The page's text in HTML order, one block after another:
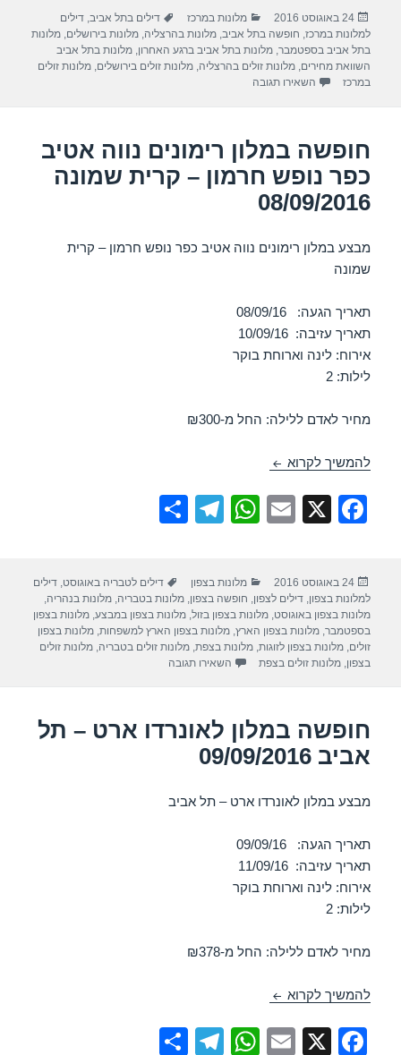
e
b
o
k
s
A
gr
a
e
פורסם
בתאריך
24 באוגוסט 2016 קטגוריות
מלונות במרכז תגיות
דילים בתל אביב,דילים
למלונות במרכז, חופשה בתל אביב,מלונות בהרצליה,מלונות בירושלים,מלונות
בתל אביב בספטמבר,מלונות בתל אביב ברגע האחרון,מלונות בתל אביב
השוואת מחירים,מלונות זולים בהרצליה,מלונות זולים בירושלים,מלונות זולים
במרכז
השאירו תגובה
חופשה במלון רימונים נווה אטיב
כפר נופש חרמון – קרית שמונה
08/09/2016
מבצע במלון רימונים נווה אטיב כפר נופש חרמון – קרית
שמונה
תאריך הגעה: 08/09/16
תאריך עזיבה: 10/09/16
אירוח: לינה וארוחת בוקר
לילות: 2
מחיר לאדם ללילה: החל מ-₪300
להמשיך לקרוא חופשה במלון רימונים נווה אטיב כפר נופש חרמון – קרית
F
e
b
o
X
E
W
s
A
p
T
gr
a
m
e
פורסם
בתאריך
24 באוגוסט 2016 קטגוריות
מלונות בצפון תגיות
דילים לטבריה באוגוסט ,דילים
למלונות בצפון ,דילים לצפון חופשה בצפון ,מלונות בטבריה ,מלונות בנהריה
מלונות בצפון באוגוסט ,מלונות בצפון בזול ,מלונות בצפון במבצע ,מלונות בצפון
בספטמבר ,מלונות בצפון הארץ ,מלונות בצפון הארץ למשפחות ,מלונות בצפון
זולים ,מלונות בצפון לזוגות ,מלונות בצפת ,מלונות זולים בטבריה ,מלונות זולים
בצפון ,מלונות זולים בצפת השאירו תגובה
חופשה במלון לאונרדו ארט – תל
אביב 09/09/2016
מבצע במלון לאונרדו ארט – תל אביב
תאריך הגעה: 09/09/16
תאריך עזיבה: 11/09/16
אירוח: לינה וארוחת בוקר
לילות: 2
מחיר לאדם ללילה: החל מ-₪378
להמשיך לקרוא חופשה במלון לאונרדו ארט – תל אביב 09/09/2016
F
X
E
W
T